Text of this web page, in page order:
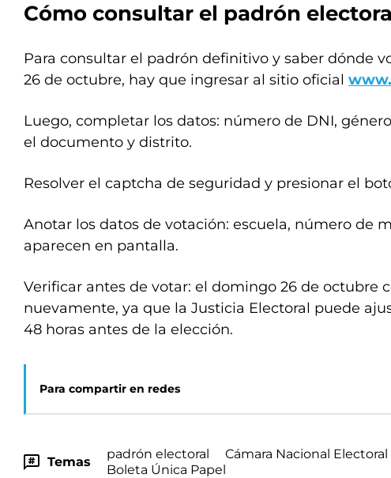
Cómo consultar el padrón
Para consultar el padrón definitivo y saber dónde
26 de octubre, hay que ingresar al sitio oficial
Luego, completar los datos: número de DNI,
el documento y distrito.
Resolver el captcha de seguridad y presionar el
Anotar los datos de votación: escuela, número de
aparecen en pantalla.
Verificar antes de votar: el domingo 26 de octubre
nuevamente, ya que la Justicia Electoral puede
48 horas antes de la elección.
Para compartir en redes
Temas
padrón electoral Cámara Nacional Electoral
Boleta Única Papel